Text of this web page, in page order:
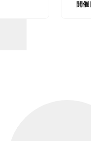
開催